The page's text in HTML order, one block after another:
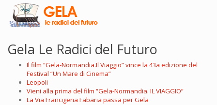
Gela Le Radici del Futuro
Il film “Gela-Normandia.Il Viaggio” vince la 43a edizione del
Festival “Un Mare di Cinema”
Leopoli
Vieni alla prima del film “Gela-Normandia. IL VIAGGIO”
La Via Francigena Fabaria passa per Gela